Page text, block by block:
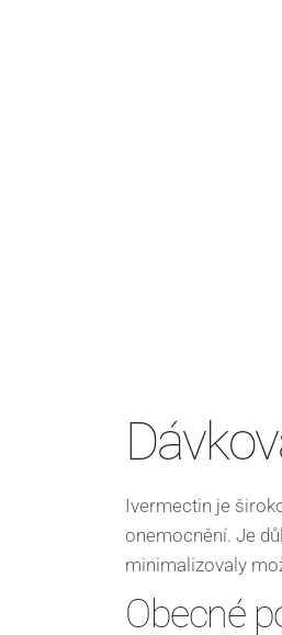
Ivermectin je
onemocnění. Je
minimalizovaly
Obecné